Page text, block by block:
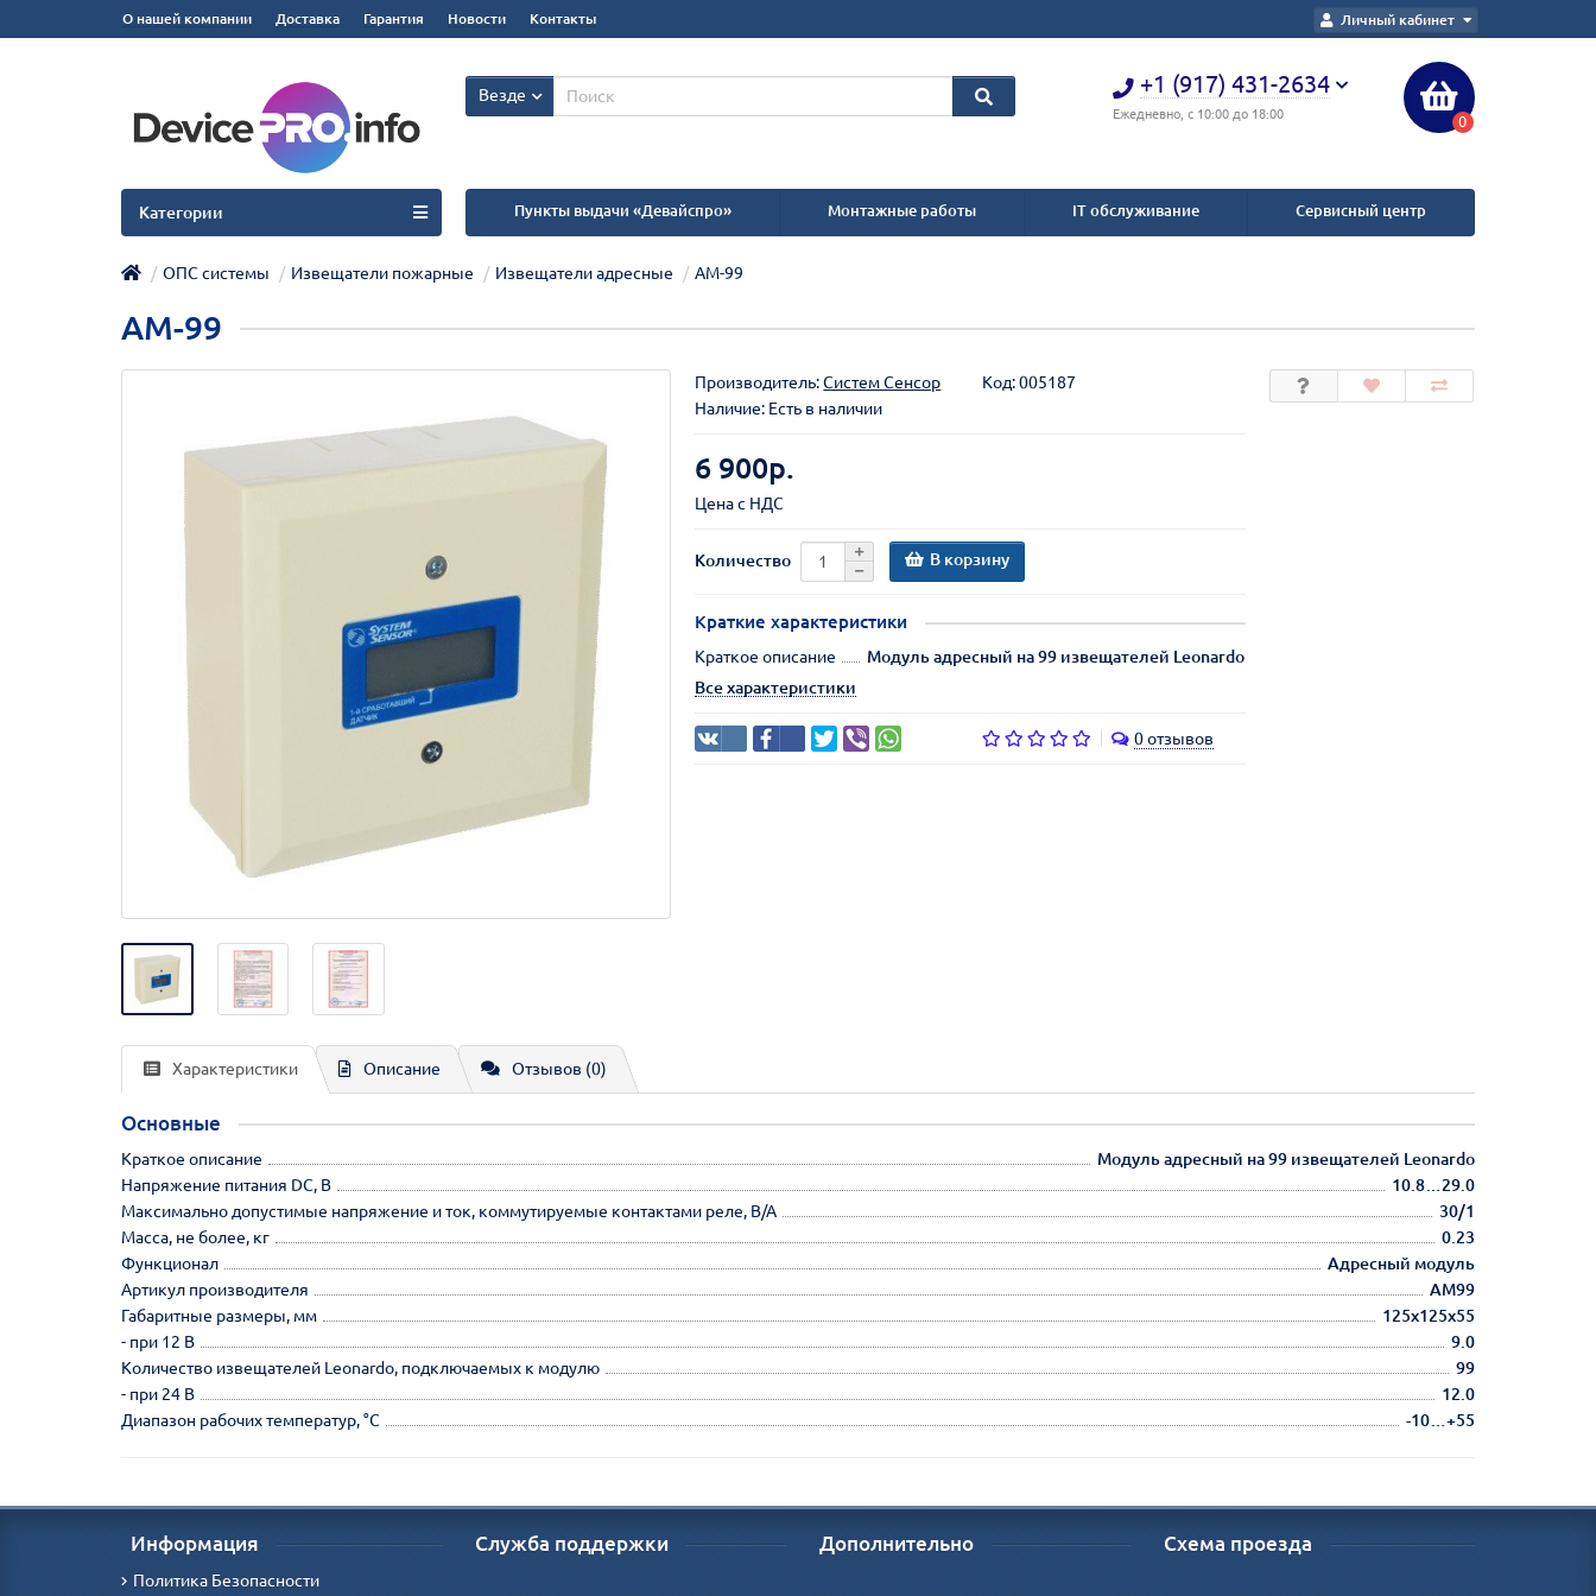
Личный кабинет
О нашей компании Доставка Гарантия Новости Контакты
+1 (917) 431-2634
Ежедневно, с 10:00 до 18:00 0
Везде
Пункты выдачи «Девайспро» Монтажные работы IT обслуживание Сервисный центр
Категории
ОПС системы Извещатели пожарные Извещатели адресные АМ-99
АМ-99
Производитель:Систем Сенсор Код:005187
Наличие: Есть в наличии
6 900р.
Цена с НДС
Количество В корзину
Краткие характеристики
Краткое описание
Модуль адресный на 99 извещателей Leonardo
Все характеристики
0 отзывов
Характеристики Описание Отзывов (0)
Основные
Краткое описание
Модуль адресный на 99 извещателей Leonardo
Напряжение питания DC, В
10.8…29.0
Максимально допустимые напряжение и ток, коммутируемые контактами реле, В/А
30/1
Масса, не более, кг
0.23
Функционал
Адресный модуль
Артикул производителя
AM99
Габаритные размеры, мм
125х125х55
- при 12 В
9.0
Количество извещателей Leonardo, подключаемых к модулю
99
- при 24 В
12.0
Диапазон рабочих температур, °С
-10…+55
Информация
Политика Безопасности
Служба поддержки Дополнительно Схема проезда